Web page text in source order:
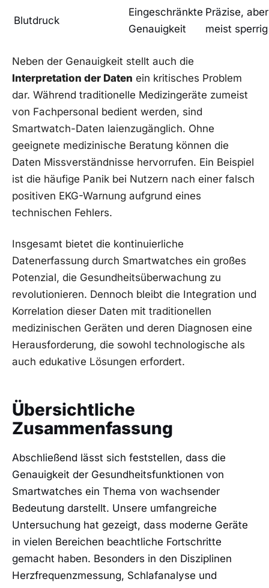
Blutdruck
Eingeschränkte
Genauigkeit
Präzise, aber
meist sperrig
Neben ‍der Genauigkeit stellt auch die
Interpretation der Daten ein kritisches Problem
dar. Während traditionelle Medizingeräte zumeist
von Fachpersonal bedient werden, sind
Smartwatch-Daten laienzugänglich. Ohne
geeignete medizinische ⁢Beratung‍ können die
Daten Missverständnisse hervorrufen. Ein Beispiel
ist die häufige Panik ⁤bei Nutzern nach einer falsch​
positiven EKG-Warnung ⁤aufgrund eines
technischen Fehlers.
Insgesamt bietet die kontinuierliche
Datenerfassung durch Smartwatches ein großes
Potenzial, die Gesundheitsüberwachung zu
revolutionieren. Dennoch bleibt die Integration und
Korrelation dieser Daten mit traditionellen
medizinischen Geräten und deren Diagnosen eine‌
Herausforderung, die sowohl technologische als
auch edukative Lösungen erfordert.
Übersichtliche
Zusammenfassung
Abschließend lässt sich feststellen, dass⁣ die
Genauigkeit ‍der Gesundheitsfunktionen von
Smartwatches ein Thema von wachsender
Bedeutung darstellt. Unsere umfangreiche
⁢Untersuchung hat gezeigt, dass‌ moderne Geräte
in vielen Bereichen beachtliche Fortschritte
‌gemacht haben. ⁢Besonders in den Disziplinen
Herzfrequenzmessung, Schlafanalyse​ und